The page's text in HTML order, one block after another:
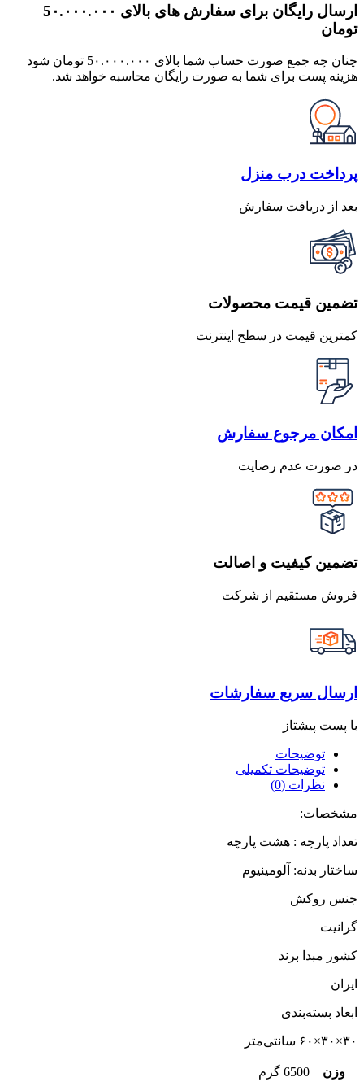
ارسال رایگان برای سفارش های بالای 5٠.٠٠٠.٠٠٠
تومان
چنان چه جمع صورت حساب شما بالای 5٠.٠٠٠.٠٠٠ تومان شود
هزینه پست برای شما به صورت رایگان محاسبه خواهد شد.
پرداخت درب منزل
بعد از دریافت سفارش
تضمین قیمت محصولات
کمترین قیمت در سطح اینترنت
امکان مرجوع سفارش
در صورت عدم رضایت
تضمین کیفیت و اصالت
فروش مستقیم از شرکت
ارسال سریع سفارشات
با پست پیشتاز
توضیحات
توضیحات تکمیلی
نظرات (0)
مشخصات:
تعداد پارچه : هشت پارچه
ساختار بدنه: آلومینیوم
جنس روکش
گرانیت
کشور مبدا برند
ایران
ابعاد بسته‌بندی
۳۰×۳۰×۶۰ سانتی‌متر
وزن
6500 گرم